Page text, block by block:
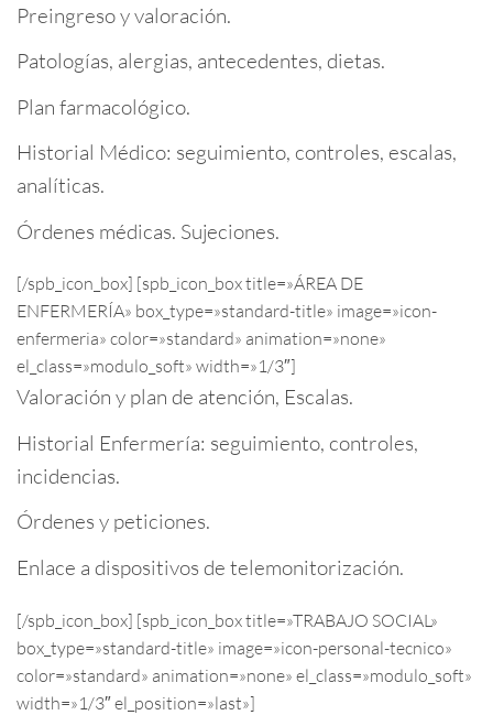
Preingreso y valoración.
Patologías, alergias, antecedentes, dietas.
Plan farmacológico.
Historial Médico: seguimiento, controles, escalas,
analíticas.
Órdenes médicas. Sujeciones.
[/spb_icon_box] [spb_icon_box title=»ÁREA DE
ENFERMERÍA» box_type=»standard-title» image=»icon-
enfermeria» color=»standard» animation=»none»
el_class=»modulo_soft» width=»1/3″]
Valoración y plan de atención, Escalas.
Historial Enfermería: seguimiento, controles,
incidencias.
Órdenes y peticiones.
Enlace a dispositivos de telemonitorización.
[/spb_icon_box] [spb_icon_box title=»TRABAJO SOCIAL»
box_type=»standard-title» image=»icon-personal-tecnico»
color=»standard» animation=»none» el_class=»modulo_soft»
width=»1/3″ el_position=»last»]